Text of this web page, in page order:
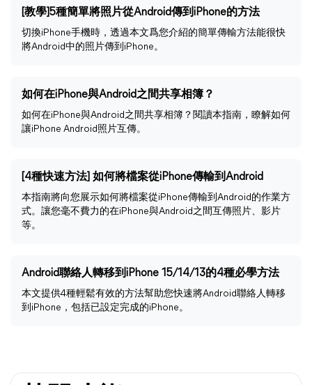
[教學]5種簡單將照片從Android傳到iPhone的方法
切換iPhone手機時，透過本文爲您介紹的簡單傳輸方法能很快
將Android中的照片傳到iPhone。
如何在iPhone與Android之間共享相簿？
如何在iPhone與Android之間共享相簿？閱讀本指南，瞭解如何
讓iPhone Android照片互傳。
[4種快速方法] 如何將檔案從iPhone傳輸到Android
本指南將向您展示如何將檔案從iPhone傳輸到Android的作業方
式。讓您毫不費力的在iPhone與Android之間互傳照片、影片
等。
Android聯絡人轉移到iPhone 15/14/13的4種必學方法
本文提供4種輕鬆有效的方法幫助您快速將Android聯絡人轉移
到iPhone，包括已設定完成的iPhone。